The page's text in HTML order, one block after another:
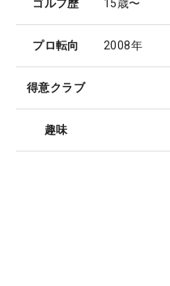
ゴルフ歴 15歳〜
プロ転向 2008年
得意クラブ
趣味